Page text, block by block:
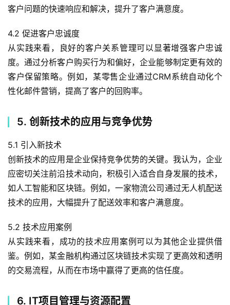
客户问题的快速响应和解决，提升了客户满意度。
4.2 促进客户忠诚度
从实践来看，良好的客户关系管理可以显著增强客户忠诚
度。通过分析客户购买行为和偏好，企业能够制定更有效的
客户保留策略。例如，某零售企业通过CRM系统自动化个
性化邮件营销，提高了客户的回购率。
5. 创新技术的应用与竞争优势
5.1 引入新技术
创新技术的应用是企业保持竞争优势的关键。我认为，企业
应密切关注前沿技术动向，积极引入适合自身发展的技术，
如人工智能和区块链。例如，一家物流公司通过无人机配送
技术的应用，大幅提升了配送效率和客户满意度。
5.2 技术应用案例
从实践来看，成功的技术应用案例可以为其他企业提供借
鉴。例如，某金融机构通过区块链技术实现了更高效和透明
的交易流程，从而在市场中赢得了更高的信任度。
6. IT项目管理与资源配置